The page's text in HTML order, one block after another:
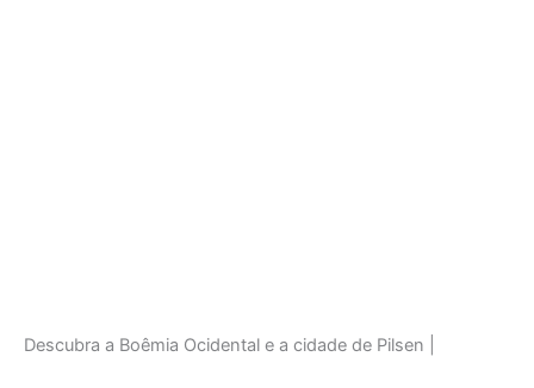
Descubra a Boêmia Ocidental e a cidade de Pilsen |